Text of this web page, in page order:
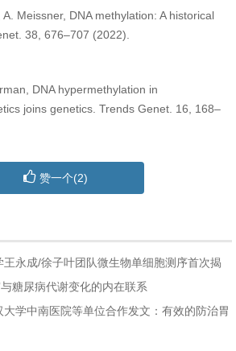
Meissner, DNA methylation: A historical
38, 676–707 (2022).
DNA hypermethylation in
joins genetics. Trends Genet. 16, 168–
赞一个(2)
永成/徐子叶团队微生物单细胞测序首次揭
糖尿病代谢变化的内在联系
学中南医院等单位合作发文：有效的防治胃